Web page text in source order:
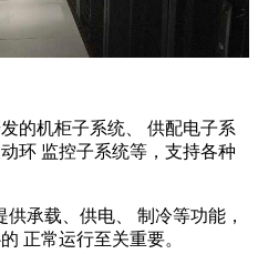
的机柜子系统、 供配电子系
环 监控子系统等，支持各种
承载、供电、 制冷等功能，
正常运行至关重要。